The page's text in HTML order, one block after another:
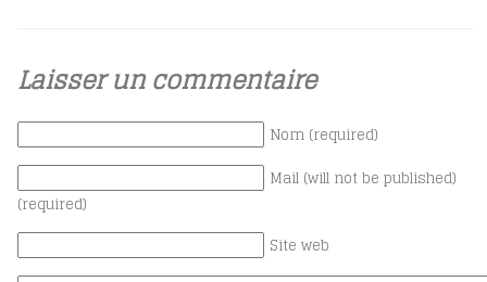
Laisser un commentaire
Nom (required)
Mail (will not be published)
(required)
Site web